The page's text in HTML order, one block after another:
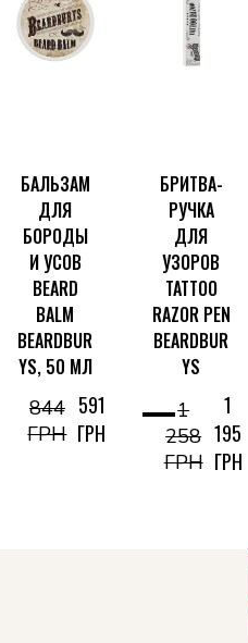
БАЛЬЗАМ
ДЛЯ
БОРОДЫ
И УСОВ
BEARD
BALM
BEARDBUR
YS, 50 МЛ
844
ГРН
591
ГРН
БРИТВА-
РУЧКА
ДЛЯ
УЗОРОВ
TATTOO
RAZOR PEN
BEARDBUR
YS
1
258
ГРН
1
195
ГРН